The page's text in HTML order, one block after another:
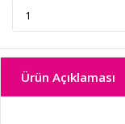
Ürün Açıklaması